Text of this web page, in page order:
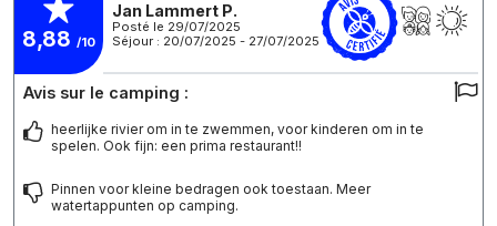
8,88 /10
Jan Lammert P.
Posté le 29/07/2025
Séjour : 20/07/2025 - 27/07/2025
Avis sur le camping :
heerlijke rivier om in te zwemmen, voor kinderen om in te
spelen. Ook fijn: een prima restaurant!!
Pinnen voor kleine bedragen ook toestaan. Meer
watertappunten op camping.